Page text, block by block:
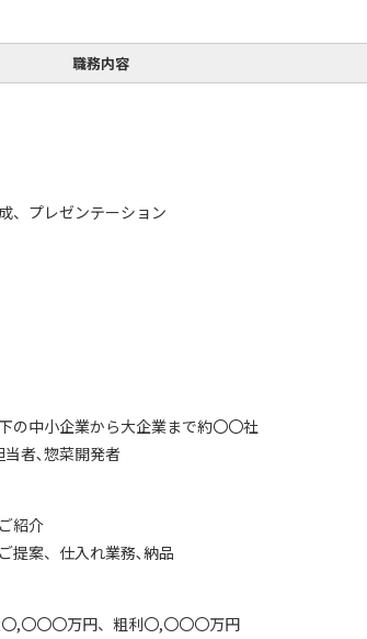
職務内容
、プレゼンテーション
の中小企業から大企業まで約〇〇社
者､惣菜開発者
紹介
提案、仕入れ業務､納品
〇万円、粗利〇,〇〇〇万円